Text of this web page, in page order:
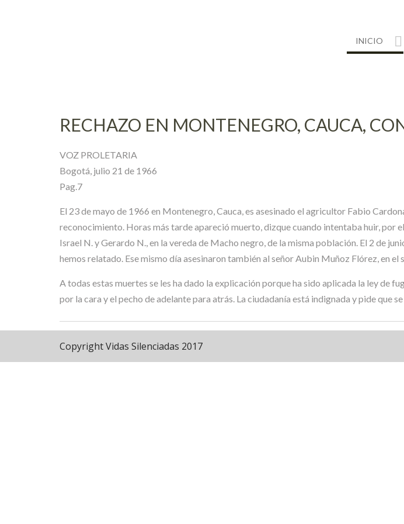
INICIO
RECHAZO EN MONTENEGRO, CAUCA,
VOZ PROLETARIA
Bogotá, julio 21 de 1966
Pag.7
El 23 de mayo de 1966 en Montenegro, Cauca, es asesinado el agricultor Fabio
reconocimiento. Horas más tarde apareció muerto, dizque cuando intentaba huir, por
Israel N. y Gerardo N., en la vereda de Macho negro, de la misma población. El 2 de
hemos relatado. Ese mismo día asesinaron también al señor Aubin Muñoz Flórez, en
A todas estas muertes se les ha dado la explicación porque ha sido aplicada la ley de
por la cara y el pecho de adelante para atrás. La ciudadanía está indignada y pide que
Copyright Vidas Silenciadas 2017